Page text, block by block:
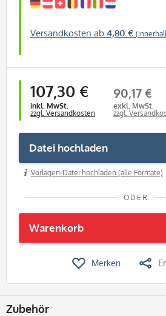
Versandkosten ab 4,80 €
107,30 €
inkl. MwSt.
zzgl. Versandkosten
90,17 €
exkl. MwSt.
zzgl.
Datei hochladen
Vorlagen-Datei hochladen (alle Formate)
ODER
Warenkorb
Merken
Zubehör